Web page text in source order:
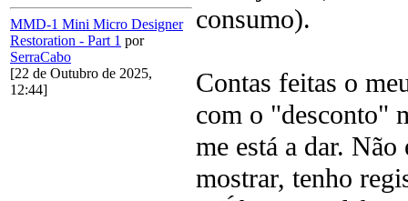
MMD-1 Mini Micro Designer
Restoration - Part 1 por
SerraCabo
[22 de Outubro de 2025,
12:44]
consumo).
Contas feitas o
com o "desconto"
me está a dar.
mostrar, tenho